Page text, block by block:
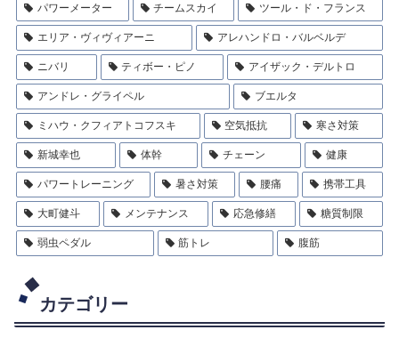
パワーメーター チームスカイ ツール・ド・フランス
エリア・ヴィヴィアーニ アレハンドロ・バルベルデ
ニバリ ティボー・ピノ アイザック・デルトロ
アンドレ・グライペル ブエルタ
ミハウ・クフィアトコフスキ 空気抵抗 寒さ対策
新城幸也 体幹 チェーン 健康
パワートレーニング 暑さ対策 腰痛 携帯工具
大町健斗 メンテナンス 応急修繕 糖質制限
弱虫ペダル 筋トレ 腹筋
カテゴリー